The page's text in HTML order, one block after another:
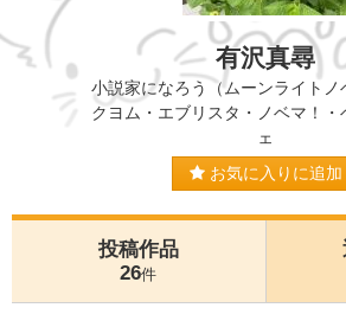
有沢真尋
小説家になろう（ムーンライトノ
クヨム・エブリスタ・ノベマ！・
ェ
お気に入りに追加
投稿作品
26件